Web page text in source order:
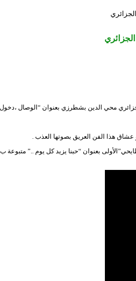
عشاق هذا الفن العريق بصوتها العذب .
بعنوان “حبنا يزيد كل يوم ..”